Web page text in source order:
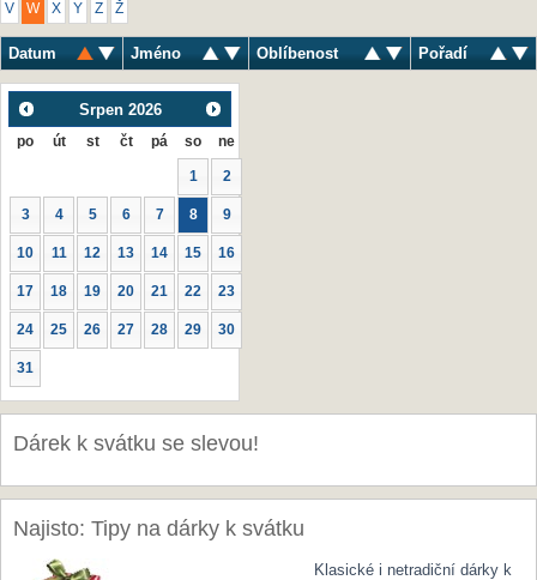
V W X Y Z Ž
Datum Jméno Oblíbenost Pořadí
Srpen 2026
po út st čt pá so ne
1 2
3 4 5 6 7 8 9
10 11 12 13 14 15 16
17 18 19 20 21 22 23
24 25 26 27 28 29 30
31
Dárek k svátku se slevou!
Najisto: Tipy na dárky k svátku
Klasické i netradiční dárky k